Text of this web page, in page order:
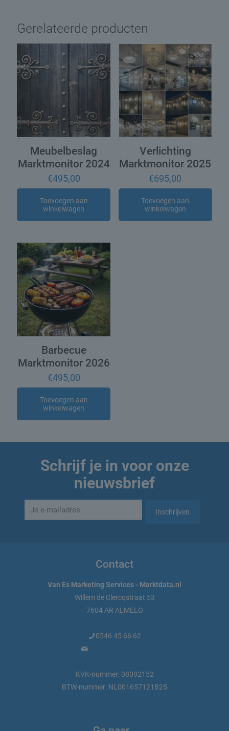
Gerelateerde producten
Meubelbeslag
Marktmonitor 2024
€495,00
Toevoegen aan
winkelwagen
Verlichting
Marktmonitor 2025
€695,00
Toevoegen aan
winkelwagen
Barbecue
Marktmonitor 2026
€495,00
Toevoegen aan
winkelwagen
Schrijf je in voor onze
nieuwsbrief
Contact
Van Es Marketing Services - Marktdata.nl
Willem de Clercqstraat 53
7604 AR ALMELO
0546 45 66 62
KVK-nummer: 08092152
BTW-nummer: NL001657121B25